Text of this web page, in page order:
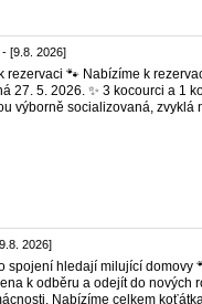
- [9.8. 2026]
rezervaci 🐾 Nabízíme k
27. 5. 2026. ✨ 3 kocourci a 1
výborně socializovaná, zvyklá
2026]
hledají milující domovy
k odběru a odejít do nových
Nabízíme celkem